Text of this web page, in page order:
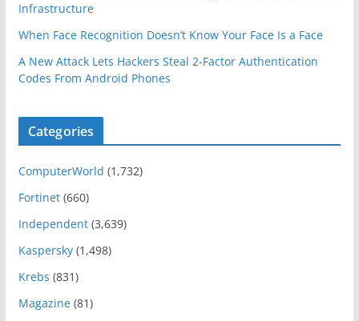
Infrastructure
When Face Recognition Doesn’t Know Your Face Is a Face
A New Attack Lets Hackers Steal 2-Factor Authentication
Codes From Android Phones
Categories
ComputerWorld (1,732)
Fortinet(660)
Independent(3,639)
Kaspersky(1,498)
Krebs (831)
Magazine(81)